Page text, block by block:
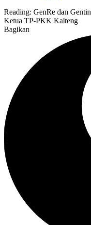
Reading: GenRe dan
Ketua TP-PKK Kalteng
Bagikan